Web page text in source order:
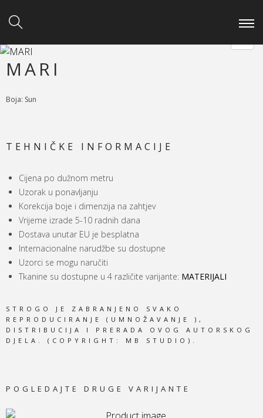
MARI
Boja: Sun
TEHNIČKE INFORMACIJE
Cijena po dužnom metru
Uzorak u ponavljanju
Korekcija boje i dimenzija na zahtjev
Vrijeme izrade 5-10 radnih dana
Dostava unutar EU je besplatna
Internacionalne narudžbe su dostupne
Uzorci se mogu naručiti
Tkanine su dostupne u 4 različite varijante: MATERIJALI
STROGO JE ZABRANJENO SVAKO
REPRODUCIRANJE (UMNOŽAVANJE ),
DISTRIBUCIJA I PRERADA OVOG AUTORSKOG
DJELA. (COPYRIGHT: MB STUDIO).
POGLEDAJTE DRUGE VARIJANTE